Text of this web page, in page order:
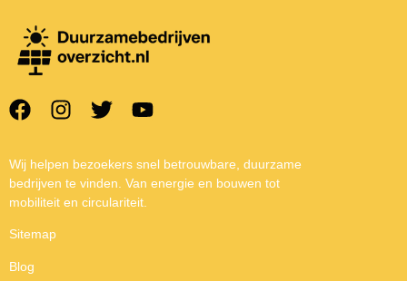
Wij helpen bezoekers snel betrouwbare, duurzame
bedrijven te vinden. Van energie en bouwen tot
mobiliteit en circulariteit.
Sitemap
Blog